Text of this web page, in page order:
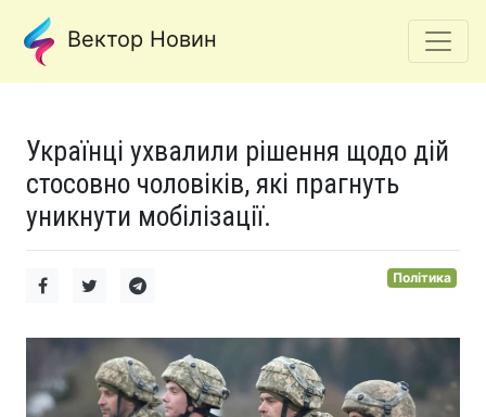
Вектор Новин
Українці ухвалили рішення щодо дій
стосовно чоловіків, які прагнуть
уникнути мобілізації.
Політика